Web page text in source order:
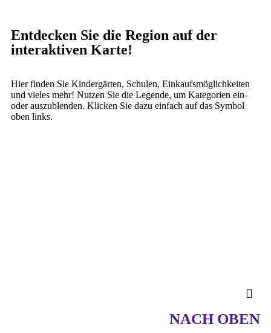
Entdecken Sie die Region auf der
interaktiven Karte!
Hier finden Sie Kindergärten, Schulen, Einkaufsmöglichkeiten
und vieles mehr! Nutzen Sie die Legende, um Kategorien ein-
oder auszublenden. Klicken Sie dazu einfach auf das Symbol
oben links.
NACH OBEN